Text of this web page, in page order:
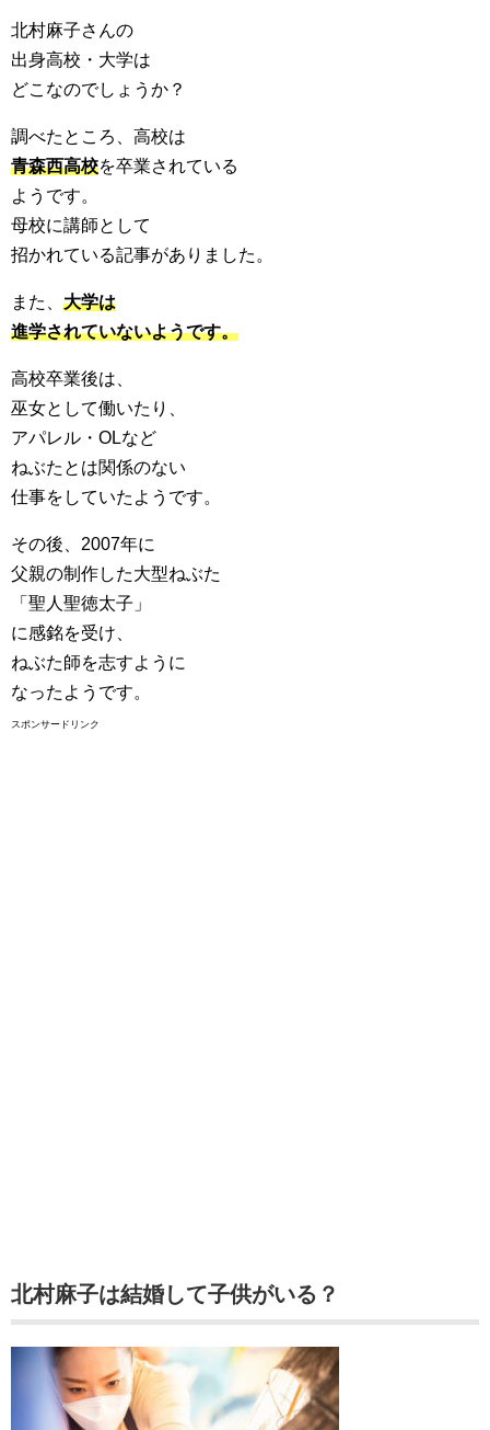
北村麻子さんの
出身高校・大学は
どこなのでしょうか？
調べたところ、高校は
青森西高校を卒業されている
ようです。
母校に講師として
招かれている記事がありました。
また、 大学は
進学されていないようです。
高校卒業後は、
巫女として働いたり、
アパレル・OLなど
ねぶたとは関係のない
仕事をしていたようです。
その後、2007年に
父親の制作した大型ねぶた
「聖人聖徳太子」
に感銘を受け、
ねぶた師を志すように
なったようです。
スポンサードリンク
北村麻子は結婚して子供がいる？